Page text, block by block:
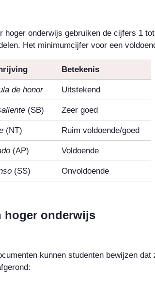
hoger onderwijs gebruiken de cijfers 1
Het minimumcijfer voor een
Betekenis
de honor Uitstekend
(SB) Zeer goed
(NT) Ruim voldoende/goed
(AP) Voldoende
(SS) Onvoldoende
hoger onderwijs
kunnen studenten bewijzen